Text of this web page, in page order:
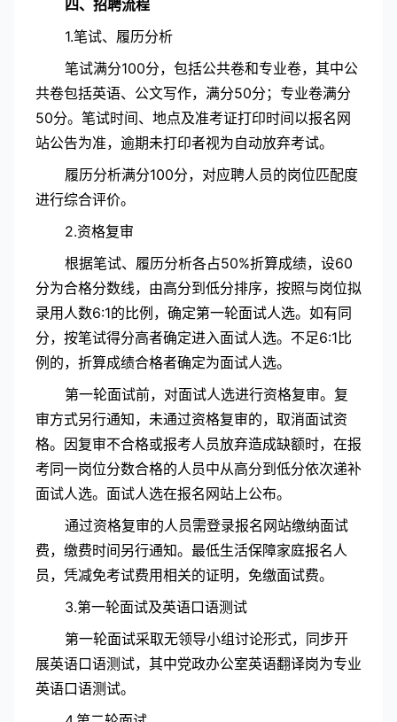
四、招聘流程
1.笔试、履历分析
笔试满分100分，包括公共卷和专业卷，其中公
共卷包括英语、公文写作，满分50分；专业卷满分
50分。笔试时间、地点及准考证打印时间以报名网
站公告为准，逾期未打印者视为自动放弃考试。
履历分析满分100分，对应聘人员的岗位匹配度
进行综合评价。
2.资格复审
根据笔试、履历分析各占50%折算成绩，设60
分为合格分数线，由高分到低分排序，按照与岗位拟
录用人数6:1的比例，确定第一轮面试人选。如有同
分，按笔试得分高者确定进入面试人选。不足6:1比
例的，折算成绩合格者确定为面试人选。
第一轮面试前，对面试人选进行资格复审。复
审方式另行通知，未通过资格复审的，取消面试资
格。因复审不合格或报考人员放弃造成缺额时，在报
考同一岗位分数合格的人员中从高分到低分依次递补
面试人选。面试人选在报名网站上公布。
通过资格复审的人员需登录报名网站缴纳面试
费，缴费时间另行通知。最低生活保障家庭报名人
员，凭减免考试费用相关的证明，免缴面试费。
3.第一轮面试及英语口语测试
第一轮面试采取无领导小组讨论形式，同步开
展英语口语测试，其中党政办公室英语翻译岗为专业
英语口语测试。